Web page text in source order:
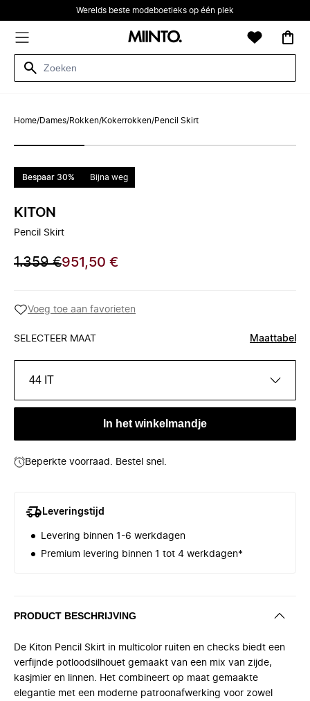
Werelds beste modeboetieks op één plek
Home/Dames/Rokken/Kokerrokken/Pencil Skirt
Bespaar 30% Bijna weg
KITON
Pencil Skirt
1.359 €951,50 €
Voeg toe aan favorieten
SELECTEER MAAT Maattabel
44 IT
In het winkelmandje
Beperkte voorraad. Bestel snel.
Leveringstijd
Levering binnen 1-6 werkdagen
Premium levering binnen 1 tot 4 werkdagen*
PRODUCT BESCHRIJVING
De Kiton Pencil Skirt in multicolor ruiten en checks biedt een
verfijnde potloodsilhouet gemaakt van een mix van zijde,
kasjmier en linnen. Het combineert op maat gemaakte
elegantie met een moderne patroonafwerking voor zowel